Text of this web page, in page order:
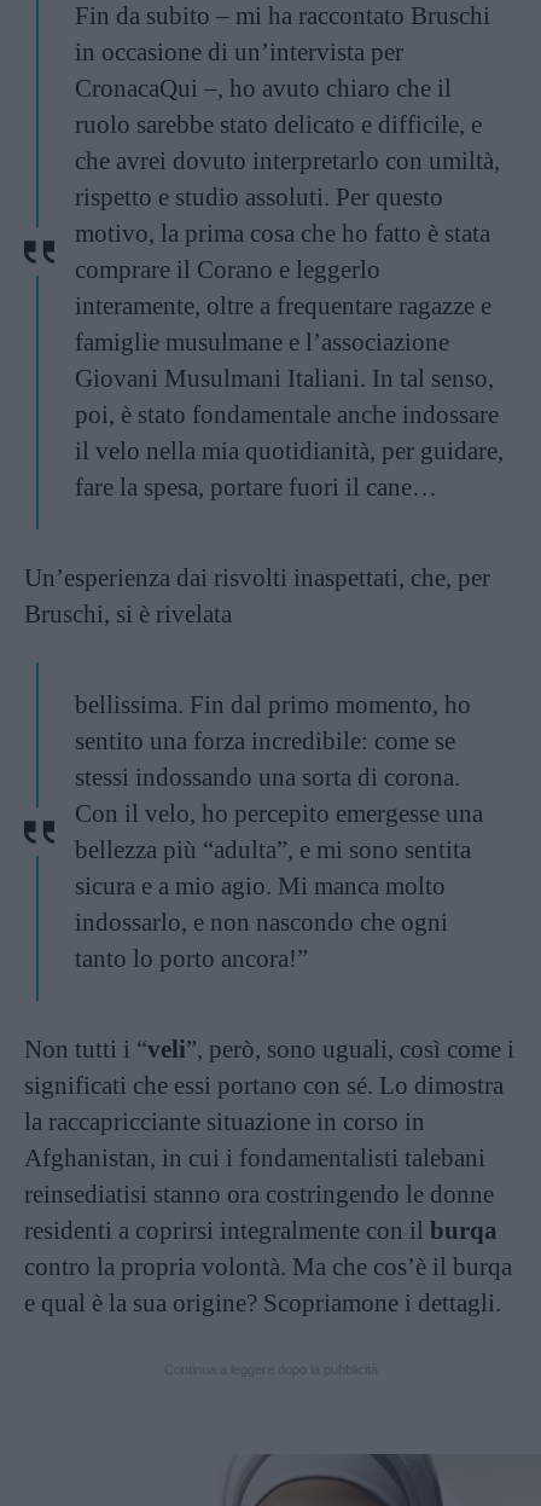
Fin da subito – mi ha raccontato Bruschi
in occasione di un’intervista per
CronacaQui –, ho avuto chiaro che il
ruolo sarebbe stato delicato e difficile, e
che avrei dovuto interpretarlo con umiltà,
rispetto e studio assoluti. Per questo
motivo, la prima cosa che ho fatto è stata
comprare il Corano e leggerlo
interamente, oltre a frequentare ragazze e
famiglie musulmane e l’associazione
Giovani Musulmani Italiani. In tal senso,
poi, è stato fondamentale anche indossare
il velo nella mia quotidianità, per guidare,
fare la spesa, portare fuori il cane…
Un’esperienza dai risvolti inaspettati, che, per
Bruschi, si è rivelata
bellissima. Fin dal primo momento, ho
sentito una forza incredibile: come se
stessi indossando una sorta di corona.
Con il velo, ho percepito emergesse una
bellezza più “adulta”, e mi sono sentita
sicura e a mio agio. Mi manca molto
indossarlo, e non nascondo che ogni
tanto lo porto ancora!”
Non tutti i “veli”, però, sono uguali, così come i
significati che essi portano con sé. Lo dimostra
la raccapricciante situazione in corso in
Afghanistan, in cui i fondamentalisti talebani
reinsediatisi stanno ora costringendo le donne
residenti a coprirsi integralmente con il burqa
contro la propria volontà. Ma che cos’è il burqa
e qual è la sua origine? Scopriamone i dettagli.